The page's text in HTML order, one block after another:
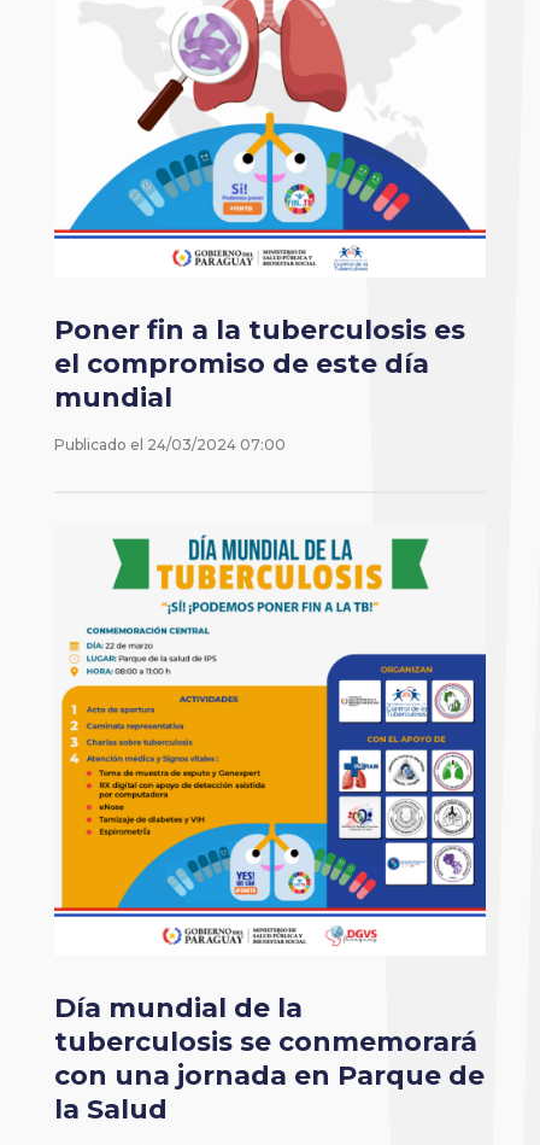
Poner fin a la tuberculosis es
el compromiso de este día
mundial
Publicado el 24/03/2024 07:00
Día mundial de la
tuberculosis se conmemorará
con una jornada en Parque de
la Salud